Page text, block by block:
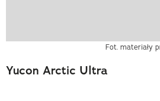
Fot. materiały
Yucon Arctic Ultra